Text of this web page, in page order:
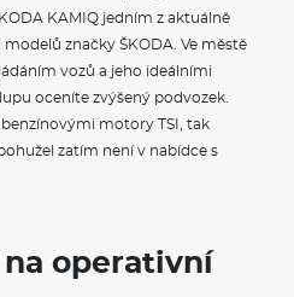
se sítí na zavazadla
a vzadu
zrcátkem
šedý Creppe
KAMIQ jedním z aktuálně
značky ŠKODA. Ve městě
vozů a jeho ideálními
oceníte zvýšený podvozek.
motory TSI, tak
zatím není v nabídce s
na operativní